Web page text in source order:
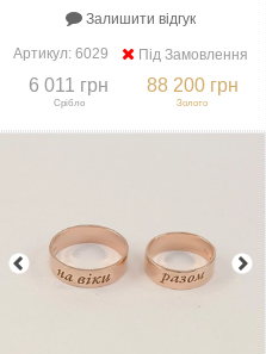
Залишити відгук
Артикул:6029 Під Замовлення
6 011 грн
Срібло
88 200 грн
Золото